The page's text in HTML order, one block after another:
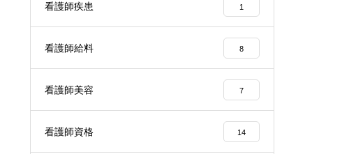
看護師疾患 1
看護師給料 8
看護師美容 7
看護師資格 14